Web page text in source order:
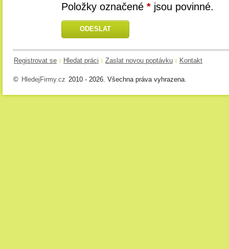
Položky označené * jsou povinné.
Registrovat se | Hledat práci | Zaslat novou poptávku | Kontakt
© HledejFirmy.cz 2010 - 2026. Všechna práva vyhrazena.